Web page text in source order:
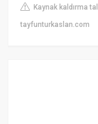
Kaynak kaldırma
tayfunturkaslan.com